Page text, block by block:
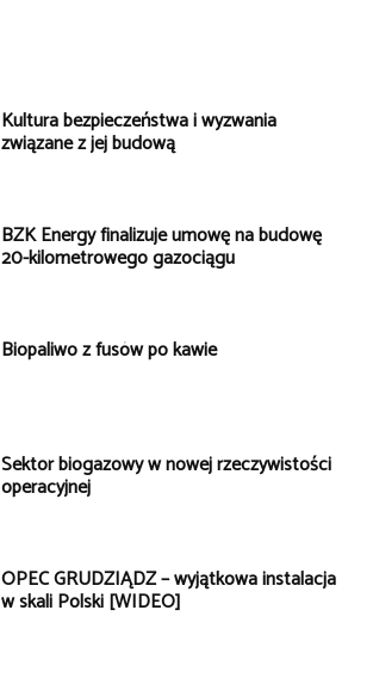
Kultura bezpieczeństwa i wyzwania
związane z jej budową
BZK Energy finalizuje umowę na budowę
20-kilometrowego gazociągu
Biopaliwo z fusów po kawie
Sektor biogazowy w nowej rzeczywistości
operacyjnej
OPEC GRUDZIĄDZ – wyjątkowa instalacja
w skali Polski [WIDEO]